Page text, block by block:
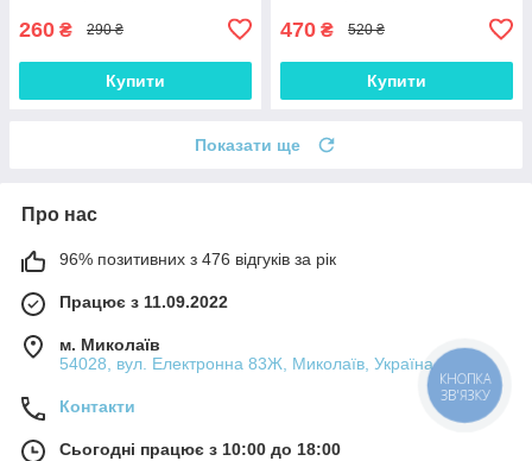
260 ₴ 290 ₴
Купити
470 ₴ 520 ₴
Купити
Показати ще
Про нас
96% позитивних з 476 відгуків за рік
Працює з 11.09.2022
м. Миколаїв
54028, вул. Електронна 83Ж, Миколаїв, Україна
Контакти
Сьогодні працює з 10:00 до 18:00
КНОПКА
ЗВ'ЯЗКУ